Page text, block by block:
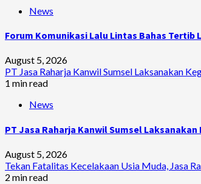
News
Forum Komunikasi Lalu Lintas Bahas Tertib
August 5, 2026
PT Jasa Raharja Kanwil Sumsel Laksanakan
1 min read
News
PT Jasa Raharja Kanwil Sumsel Laksanakan
August 5, 2026
Tekan Fatalitas Kecelakaan Usia Muda, Jasa
2 min read